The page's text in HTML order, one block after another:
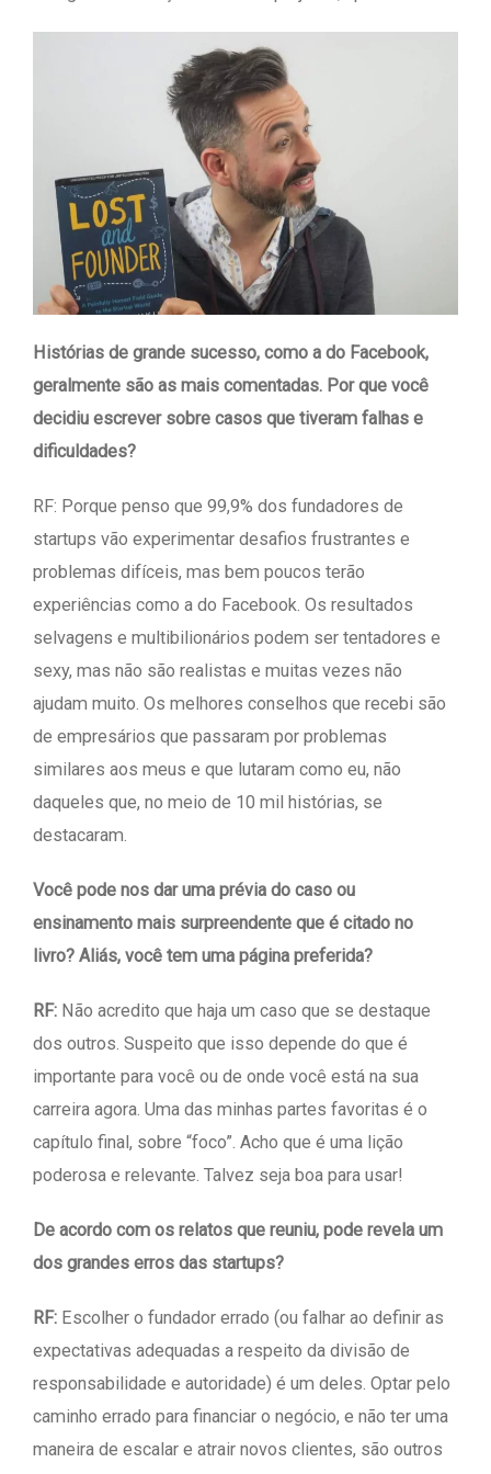
Histórias de grande sucesso, como a do Facebook,
geralmente são as mais comentadas. Por que você
decidiu escrever sobre casos que tiveram falhas e
dificuldades?
RF: Porque penso que 99,9% dos fundadores de
startups vão experimentar desafios frustrantes e
problemas difíceis, mas bem poucos terão
experiências como a do Facebook. Os resultados
selvagens e multibilionários podem ser tentadores e
sexy, mas não são realistas e muitas vezes não
ajudam muito. Os melhores conselhos que recebi são
de empresários que passaram por problemas
similares aos meus e que lutaram como eu, não
daqueles que, no meio de 10 mil histórias, se
destacaram.
Você pode nos dar uma prévia do caso ou
ensinamento mais surpreendente que é citado no
livro? Aliás, você tem uma página preferida?
RF: Não acredito que haja um caso que se destaque
dos outros. Suspeito que isso depende do que é
importante para você ou de onde você está na sua
carreira agora. Uma das minhas partes favoritas é o
capítulo final, sobre “foco”. Acho que é uma lição
poderosa e relevante. Talvez seja boa para usar!
De acordo com os relatos que reuniu, pode revela um
dos grandes erros das startups?
RF: Escolher o fundador errado (ou falhar ao definir as
expectativas adequadas a respeito da divisão de
responsabilidade e autoridade) é um deles. Optar pelo
caminho errado para financiar o negócio, e não ter uma
maneira de escalar e atrair novos clientes, são outros